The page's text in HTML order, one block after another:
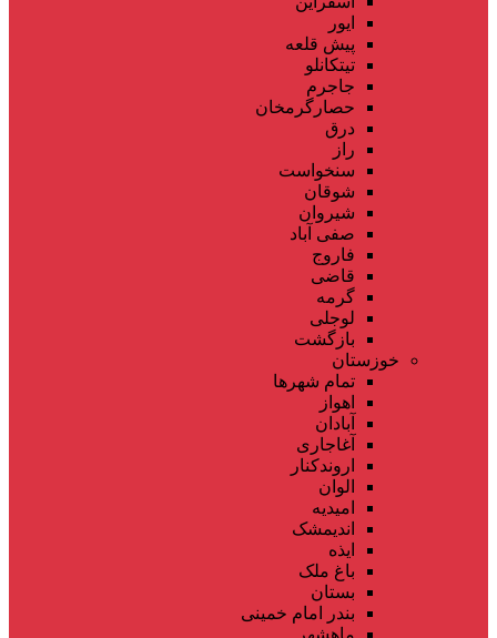
ایور
پیش قلعه
تیتکانلو
جاجرم
حصارگرمخان
درق
راز
سنخواست
شوقان
شیروان
صفی آباد
فاروج
قاضی
گرمه
لوجلی
بازگشت
خوزستان
تمام شهر‌ها
اهواز
آبادان
آغاجاری
اروندکنار
الوان
امیدیه
اندیمشک
ایذه
باغ ملک
بستان
بندر امام خمینی
ماهشهر